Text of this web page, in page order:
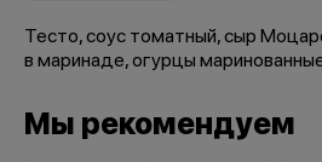
Тесто, соус томатный, сыр
в маринаде, огурцы
Мы рекомендуем